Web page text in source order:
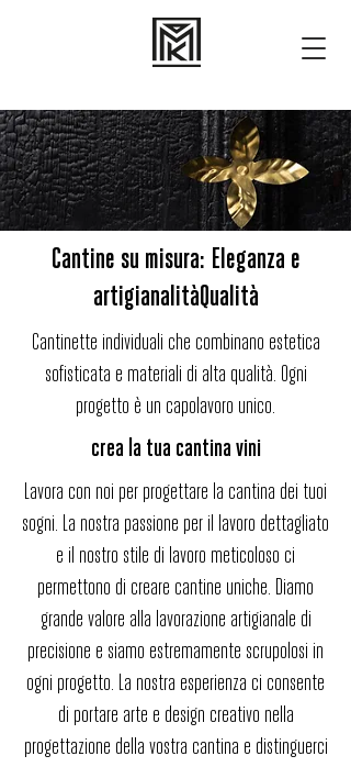
Cantine su misura: Eleganza e
artigianalitàQualità
Cantinette individuali che combinano estetica
sofisticata e materiali di alta qualità. Ogni
progetto è un capolavoro unico.
crea la tua cantina vini
Lavora con noi per progettare la cantina dei tuoi
sogni. La nostra passione per il lavoro dettagliato
e il nostro stile di lavoro meticoloso ci
permettono di creare cantine uniche. Diamo
grande valore alla lavorazione artigianale di
precisione e siamo estremamente scrupolosi in
ogni progetto. La nostra esperienza ci consente
di portare arte e design creativo nella
progettazione della vostra cantina e distinguerci